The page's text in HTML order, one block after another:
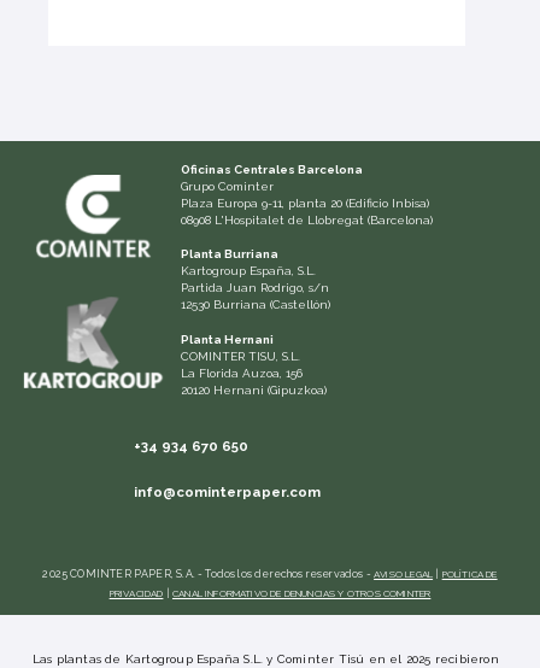
Oficinas Centrales Barcelona
Grupo Cominter
Plaza Europa 9-11, planta 20 (Edificio Inbisa)
08908 L'Hospitalet de Llobregat (Barcelona)
Planta Burriana
Kartogroup España, S.L.
Partida Juan Rodrigo, s/n
12530 Burriana (Castellón)
Planta Hernani
COMINTER TISU, S.L.
La Florida Auzoa, 156
20120 Hernani (Gipuzkoa)
+34 934 670 650
info@cominterpaper.com
2025 COMINTER PAPER, S.A. - Todos los derechos reservados -AVISO LEGAL
POLÍTICA DE
PRIVACIDAD
CANAL INFORMATIVO DE DENUNCIAS Y OTROS COMINTER
Las plantas de Kartogroup España S.L. y Cominter Tisú en el 2025 recibieron